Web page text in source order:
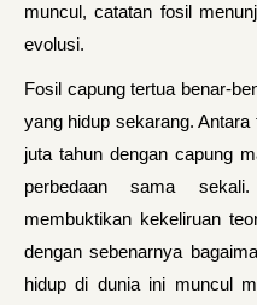
muncul, catatan fosil
evolusi.
Fosil capung tertua benar-
yang hidup sekarang.
juta tahun dengan capung
perbedaan sama
membuktikan kekeliruan
dengan sebenarnya
hidup di dunia ini muncul